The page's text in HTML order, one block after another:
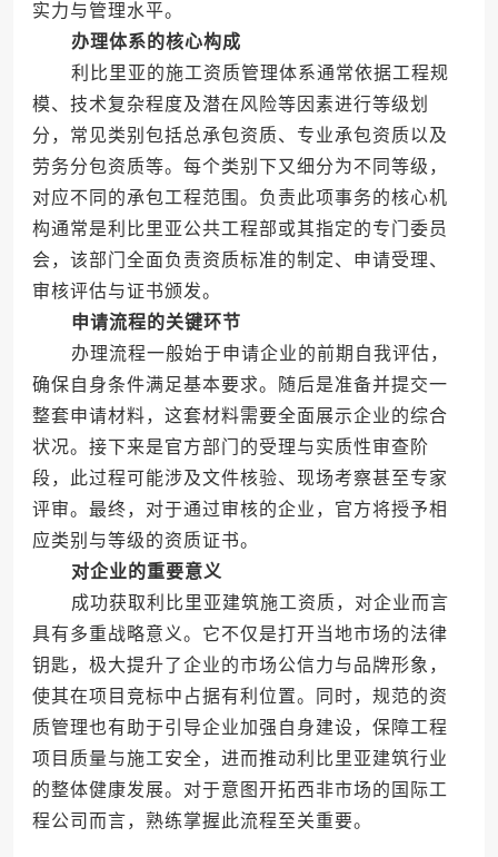
实力与管理水平。
办理体系的核心构成
利比里亚的施工资质管理体系通常依据工程规
模、技术复杂程度及潜在风险等因素进行等级划
分，常见类别包括总承包资质、专业承包资质以及
劳务分包资质等。每个类别下又细分为不同等级，
对应不同的承包工程范围。负责此项事务的核心机
构通常是利比里亚公共工程部或其指定的专门委员
会，该部门全面负责资质标准的制定、申请受理、
审核评估与证书颁发。
申请流程的关键环节
办理流程一般始于申请企业的前期自我评估，
确保自身条件满足基本要求。随后是准备并提交一
整套申请材料，这套材料需要全面展示企业的综合
状况。接下来是官方部门的受理与实质性审查阶
段，此过程可能涉及文件核验、现场考察甚至专家
评审。最终，对于通过审核的企业，官方将授予相
应类别与等级的资质证书。
对企业的重要意义
成功获取利比里亚建筑施工资质，对企业而言
具有多重战略意义。它不仅是打开当地市场的法律
钥匙，极大提升了企业的市场公信力与品牌形象，
使其在项目竞标中占据有利位置。同时，规范的资
质管理也有助于引导企业加强自身建设，保障工程
项目质量与施工安全，进而推动利比里亚建筑行业
的整体健康发展。对于意图开拓西非市场的国际工
程公司而言，熟练掌握此流程至关重要。